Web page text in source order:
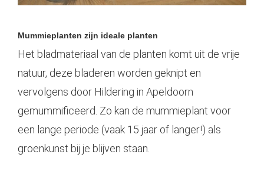
Mummieplanten zijn ideale planten
Het bladmateriaal van de planten komt uit de vrije
natuur, deze bladeren worden geknipt en
vervolgens door Hildering in Apeldoorn
gemummificeerd. Zo kan de mummieplant voor
een lange periode (vaak 15 jaar of langer!) als
groenkunst bij je blijven staan.